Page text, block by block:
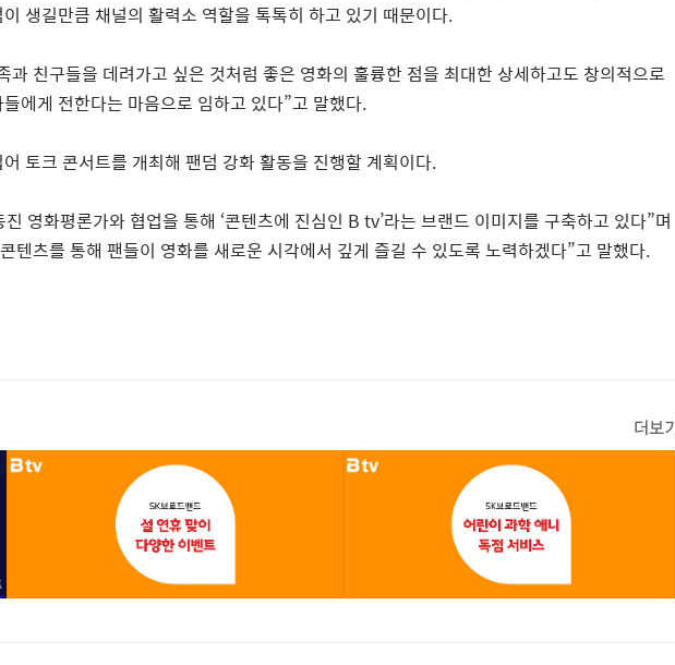
생길만큼 채널의 활력소 역할을 톡톡히 하고 있기 때문이다.
과 친구들을 데려가고 싶은 것처럼 좋은 영화의 훌륭한 점을 최대한 상세하고도 창의적으로
에게 전한다는 마음으로 임하고 있다”고 말했다.
토크 콘서트를 개최해 팬덤 강화활동을 진행할 계획이다.
진 영화평론가와협업을 통해 ‘콘텐츠에 진심인 B tv’라는 브랜드 이미지를 구축하고 있다”며
콘텐츠를 통해 팬들이 영화를 새로운 시각에서 깊게 즐길 수 있도록 노력하겠다”고 말했다.
더보기